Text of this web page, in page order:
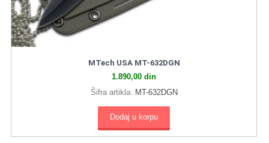
MTech USA MT-632DGN
1.890,00 din
Šifra artikla: MT-632DGN
Dodaj u korpu